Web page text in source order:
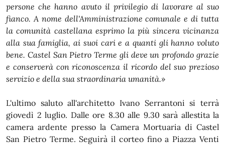
persone che hanno avuto il privilegio di lavorare al suo
fianco.A nome dell'Amministrazione comunale e di tutta
la comunità castellana esprimo la più sincera vicinanza
alla sua famiglia, ai suoi cari e a quanti gli hanno voluto
bene. Castel San Pietro Terme gli deve un profondo grazie
e conserverà con riconoscenza il ricordo del suo prezioso
servizio e della sua straordinaria umanità.»
L'ultimo saluto all'architetto Ivano Serrantoni si terrà
giovedì 2 luglio. Dalle ore 8.30 alle 9.30 sarà allestita la
camera ardente presso la Camera Mortuaria di Castel
San Pietro Terme. Seguirà il corteo fino a Piazza Venti